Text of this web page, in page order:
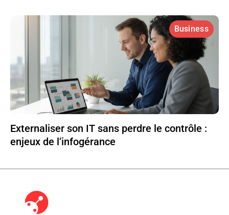
Business
Externaliser son IT sans perdre le contrôle :
enjeux de l’infogérance